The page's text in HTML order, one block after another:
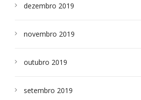
dezembro 2019
novembro 2019
outubro 2019
setembro 2019